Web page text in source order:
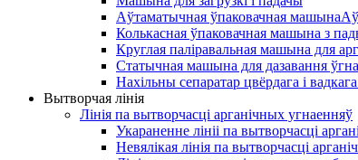
Аўтаматычная ўпаковачная
Колькасная ўпаковачная машына з
Круглая паліравальная машына для
Статычная машына для дазавання
Нахільны сепаратар цвёрдага і
Вытворчая лінія
Лінія па вытворчасці арганічных угнаенняў
Укараненне лініі па вытворчасці
Невялікая лінія па вытворчасці